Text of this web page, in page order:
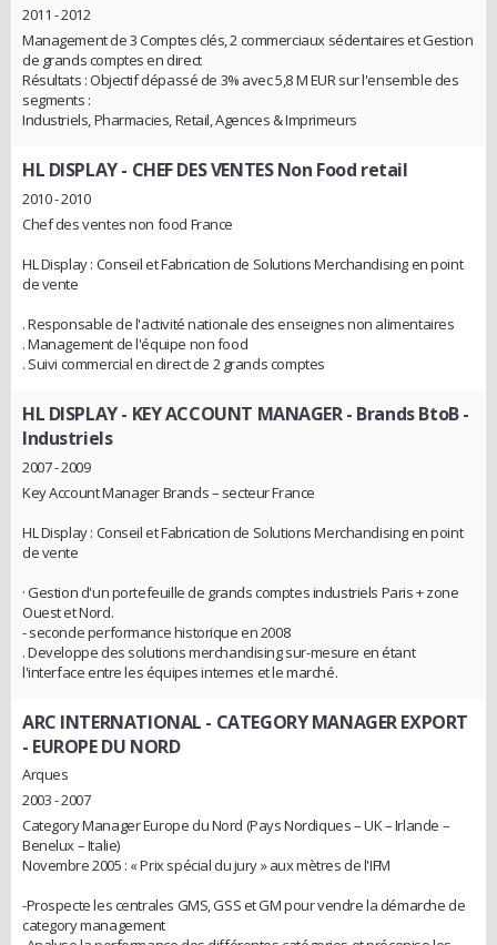
2011 - 2012
Management de 3 Comptes clés, 2 commerciaux sédentaires et Gestion
de grands comptes en direct
Résultats : Objectif dépassé de 3% avec 5,8 M EUR sur l'ensemble des
segments :
Industriels, Pharmacies, Retail, Agences & Imprimeurs
HL DISPLAY- CHEF DES VENTES Non Food retail
2010 - 2010
Chef des ventes non food France
HL Display : Conseil et Fabrication de Solutions Merchandising en point
de vente
. Responsable de l'activité nationale des enseignes non alimentaires
. Management de l'équipe non food
. Suivi commercial en direct de 2 grands comptes
HL DISPLAY- KEY ACCOUNT MANAGER - Brands BtoB -
Industriels
2007 - 2009
Key Account Manager Brands – secteur France
HL Display : Conseil et Fabrication de Solutions Merchandising en point
de vente
· Gestion d'un portefeuille de grands comptes industriels Paris + zone
Ouest et Nord.
- seconde performance historique en 2008
. Developpe des solutions merchandising sur-mesure en étant
l'interface entre les équipes internes et le marché.
ARC INTERNATIONAL - CATEGORY MANAGER EXPORT
- EUROPE DU NORD
Arques
2003 - 2007
Category Manager Europe du Nord (Pays Nordiques – UK – Irlande –
Benelux – Italie)
Novembre 2005 : « Prix spécial du jury » aux mètres de l'IFM
-Prospecte les centrales GMS, GSS et GM pour vendre la démarche de
category management